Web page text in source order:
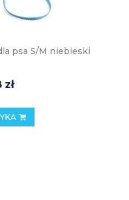
psa S/M niebieski
zł